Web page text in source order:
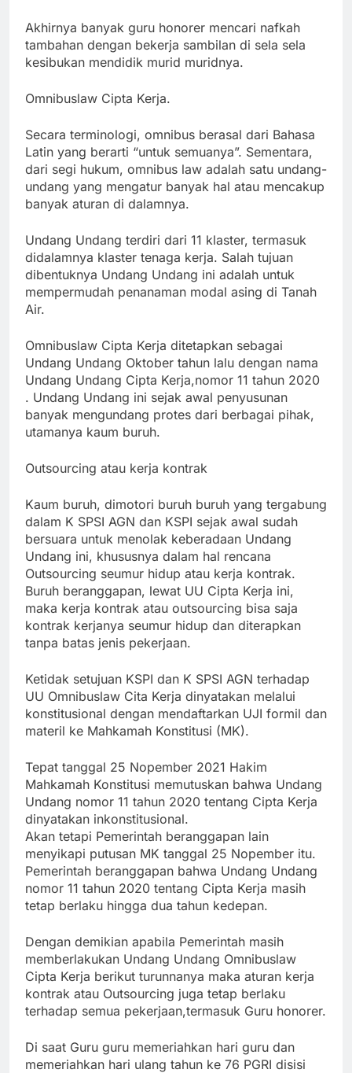
Akhirnya banyak guru honorer mencari nafkah
tambahan dengan bekerja sambilan di sela sela
kesibukan mendidik murid muridnya.
Omnibuslaw Cipta Kerja.
Secara terminologi, omnibus berasal dari Bahasa
Latin yang berarti “untuk semuanya”. Sementara,
dari segi hukum, omnibus law adalah satu undang-
undang yang mengatur banyak hal atau mencakup
banyak aturan di dalamnya.
Undang Undang terdiri dari 11 klaster, termasuk
didalamnya klaster tenaga kerja. Salah tujuan
dibentuknya Undang Undang ini adalah untuk
mempermudah penanaman modal asing di Tanah
Air.
Omnibuslaw Cipta Kerja ditetapkan sebagai
Undang Undang Oktober tahun lalu dengan nama
Undang Undang Cipta Kerja,nomor 11 tahun 2020
. Undang Undang ini sejak awal penyusunan
banyak mengundang protes dari berbagai pihak,
utamanya kaum buruh.
Outsourcing atau kerja kontrak
Kaum buruh, dimotori buruh buruh yang tergabung
dalam K SPSI AGN dan KSPI sejak awal sudah
bersuara untuk menolak keberadaan Undang
Undang ini, khususnya dalam hal rencana
Outsourcing seumur hidup atau kerja kontrak.
Buruh beranggapan, lewat UU Cipta Kerja ini,
maka kerja kontrak atau outsourcing bisa saja
kontrak kerjanya seumur hidup dan diterapkan
tanpa batas jenis pekerjaan.
Ketidak setujuan KSPI dan K SPSI AGN terhadap
UU Omnibuslaw Cita Kerja dinyatakan melalui
konstitusional dengan mendaftarkan UJI formil dan
materil ke Mahkamah Konstitusi (MK).
Tepat tanggal 25 Nopember 2021 Hakim
Mahkamah Konstitusi memutuskan bahwa Undang
Undang nomor 11 tahun 2020 tentang Cipta Kerja
dinyatakan inkonstitusional.
Akan tetapi Pemerintah beranggapan lain
menyikapi putusan MK tanggal 25 Nopember itu.
Pemerintah beranggapan bahwa Undang Undang
nomor 11 tahun 2020 tentang Cipta Kerja masih
tetap berlaku hingga dua tahun kedepan.
Dengan demikian apabila Pemerintah masih
memberlakukan Undang Undang Omnibuslaw
Cipta Kerja berikut turunnanya maka aturan kerja
kontrak atau Outsourcing juga tetap berlaku
terhadap semua pekerjaan,termasuk Guru honorer.
Di saat Guru guru memeriahkan hari guru dan
memeriahkan hari ulang tahun ke 76 PGRI disisi